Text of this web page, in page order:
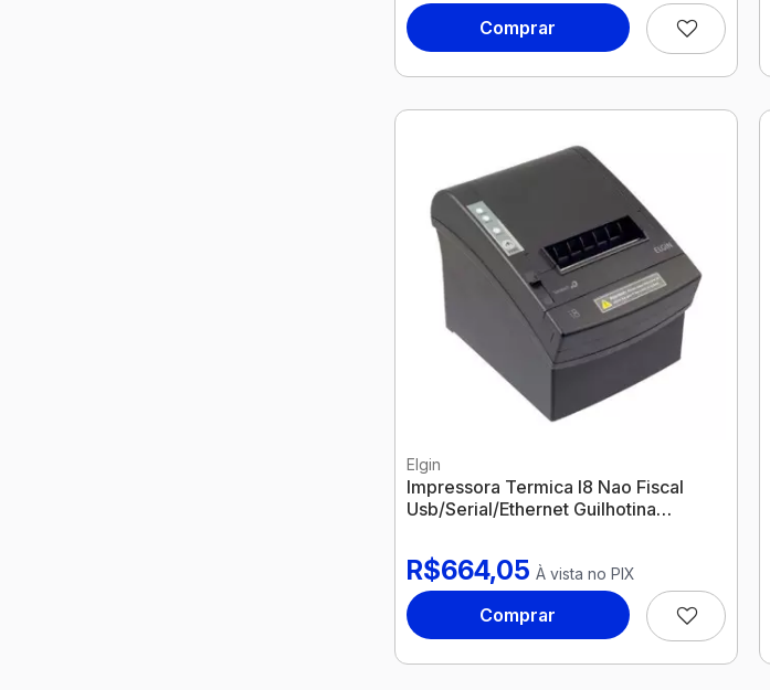
Comprar
Elgin
Impressora Termica I8 Nao Fiscal
Usb/Serial/Ethernet Guilhotina
R$664,05 À vista no PIX
Comprar